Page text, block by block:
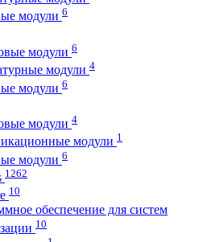
модули 6
модули 6
модули 4
модули 6
модули 4
модули 1
модули 6
1262
10
обеспечение для систем
10